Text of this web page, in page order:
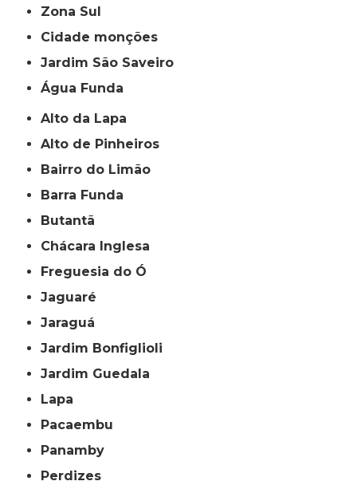
Zona Sul
cidade monções
jardim São Saveiro
Água Funda
Alto da Lapa
Alto de Pinheiros
Bairro do Limão
Barra Funda
Butantã
Chácara Inglesa
Freguesia do Ó
Jaguaré
Jaraguá
Jardim Bonfiglioli
Jardim Guedala
Lapa
Pacaembu
Panamby
Perdizes